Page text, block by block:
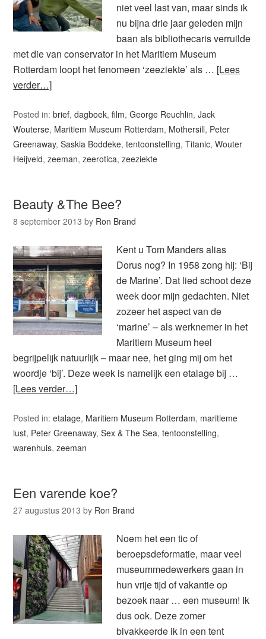
niet veel last van, maar sinds ik
nu bijna drie jaar geleden mijn
baan als bibliothecaris verruilde
met die van conservator in het Maritiem Museum
Rotterdam loopt het fenomeen ‘zeeziekte’ als … [Lees
verder…]
Posted in:brief,dagboek,film,George Reuchlin,Jack
Wouterse, Maritiem Museum Rotterdam, Mothersill, Peter
Greenaway,Saskia Boddeke,tentoonstelling,Titanic,Wouter
Heijveld,zeeman,zeerotica,zeeziekte
Beauty &The Bee?
8 september 2013 by Ron Brand
Kent u Tom Manders alias
Dorus nog? In 1958 zong hij: ‘Bij
de Marine’. Dat lied schoot deze
week door mijn gedachten. Niet
zozeer het aspect van de
‘marine’ – als werknemer in het
Maritiem Museum heel
begrijpelijk natuurlijk – maar nee, het ging mij om het
woordje ‘bij’. Deze week is namelijk een etalage bij …
[Lees verder…]
Posted in:etalage, Maritiem Museum Rotterdam, maritieme
lust, Peter Greenaway,Sex & The Sea,tentoonstelling,
warenhuis,zeeman
Een varende koe?
27 augustus 2013 by Ron Brand
Noem het een tic of
beroepsdeformatie, maar veel
museummedewerkers gaan in
hun vrije tijd of vakantie op
bezoek naar … een museum! Ik
dus ook. Deze zomer
bivakkeerde ik in een tent